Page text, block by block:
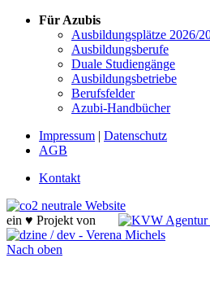
Für Azubis
Ausbildungsplätze 2026/
Ausbildungsberufe
Duale Studiengänge
Ausbildungsbetriebe
Berufsfelder
Azubi-Handbücher
Impressum | Datenschutz
AGB
Kontakt
ein ♥ Projekt von
Nach oben